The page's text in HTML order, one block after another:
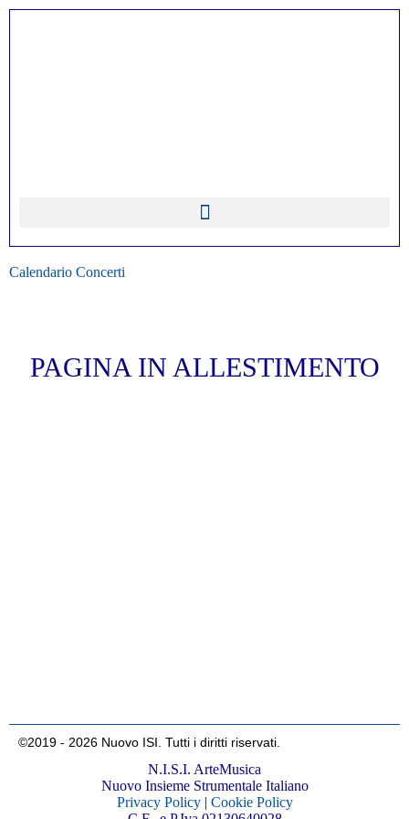
Calendario Concerti
PAGINA IN ALLESTIMENTO
©2019 - 2026 Nuovo ISI. Tutti i diritti riservati.
N.I.S.I. ArteMusica
Nuovo Insieme Strumentale Italiano
Privacy Policy| Cookie Policy